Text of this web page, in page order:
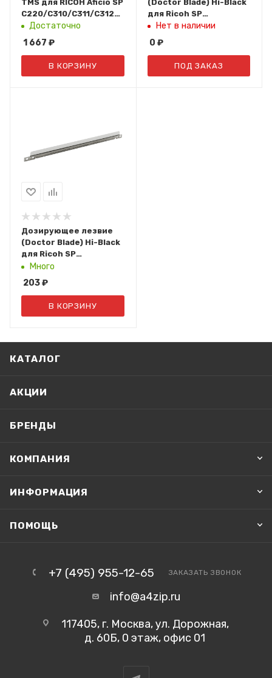
TMS для RICOH Aficio SP
C220/C310/C311/C312
(упаковка 10 шт)
Достаточно
1 667 ₽
В КОРЗИНУ
(Doctor Blade) Hi-Black
для Ricoh SP
100/200/201/202
Нет в наличии
0 ₽
ПОД ЗАКАЗ
Дозирующее лезвие
(Doctor Blade) Hi-Black
для Ricoh SP
3400/3410
Много
203₽
В КОРЗИНУ
КАТАЛОГ
АКЦИИ
БРЕНДЫ
КОМПАНИЯ
ИНФОРМАЦИЯ
ПОМОЩЬ
+7 (495) 955-12-65 ЗАКАЗАТЬ ЗВОНОК
info@a4zip.ru
117405, г. Москва, ул. Дорожная,
д. 60Б, 0 этаж, офис 01